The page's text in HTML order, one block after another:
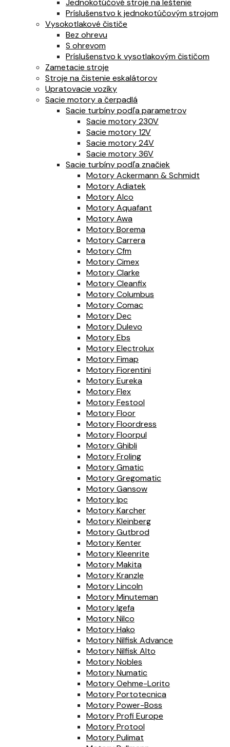
Jednokotúčové stroje na leštenie
Príslušenstvo k jednokotúčovým strojom
Vysokotlakové čističe
Bez ohrevu
S ohrevom
Príslušenstvo k vysotlakovým čističom
Zametacie stroje
Stroje na čistenie eskalátorov
Upratovacie vozíky
Sacie motory a čerpadlá
Sacie turbíny podľa parametrov
Sacie motory 230V
Sacie motory 12V
Sacie motory 24V
Sacie motory 36V
Sacie turbíny podľa značiek
Motory Ackermann & Schmidt
Motory Adiatek
Motory Alco
Motory Aquafant
Motory Awa
Motory Borema
Motory Carrera
Motory Cfm
Motory Cimex
Motory Clarke
Motory Cleanfix
Motory Columbus
Motory Comac
Motory Dec
Motory Dulevo
Motory Ebs
Motory Electrolux
Motory Fimap
Motory Fiorentini
Motory Eureka
Motory Flex
Motory Festool
Motory Floor
Motory Floordress
Motory Floorpul
Motory Ghibli
Motory Froling
Motory Gmatic
Motory Gregomatic
Motory Gansow
Motory Ipc
Motory Karcher
Motory Kleinberg
Motory Gutbrod
Motory Kenter
Motory Kleenrite
Motory Makita
Motory Kranzle
Motory Lincoln
Motory Minuteman
Motory Igefa
Motory Nilco
Motory Hako
Motory Nilfisk Advance
Motory Nilfisk Alto
Motory Nobles
Motory Numatic
Motory Oehme-Lorito
Motory Portotecnica
Motory Power-Boss
Motory Profi Europe
Motory Protool
Motory Pulimat